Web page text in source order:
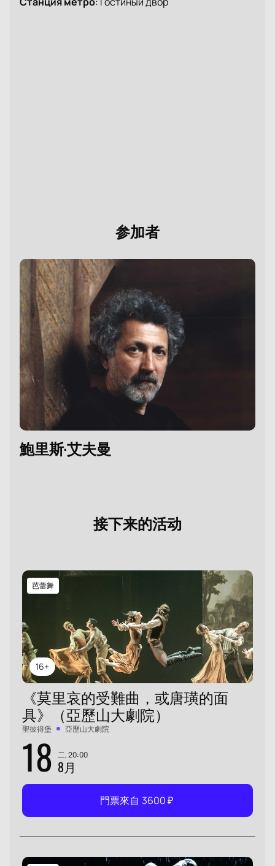
参加者
鮑里斯·艾夫曼
接下来的活动
16+
芭蕾舞
《莫里哀的受難曲，或唐璜的面
具》（亞歷山大劇院）
聖彼得堡 亞歷山大劇院
18 二, 20:00
8月
門票來自 3600₽